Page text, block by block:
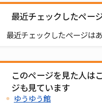
最近チェックしたペー
最近チェックしたページはあ
このページを見た人は
ジも見ています
ゆうゆう館